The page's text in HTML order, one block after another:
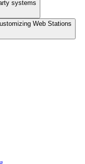
systems
Web Stations